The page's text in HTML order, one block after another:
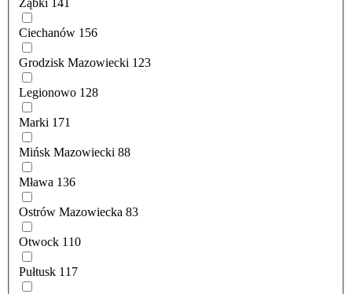
Ząbki 141
Ciechanów 156
Grodzisk Mazowiecki 123
Legionowo 128
Marki 171
Mińsk Mazowiecki 88
Mława 136
Ostrów Mazowiecka 83
Otwock 110
Pułtusk 117